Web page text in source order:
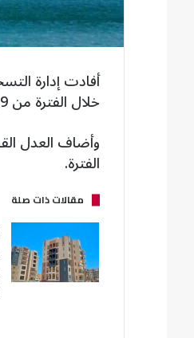
خلال الفترة من 9 إلى 13 فبراير الجاري.
الفترة.
مقالات ذات صلة